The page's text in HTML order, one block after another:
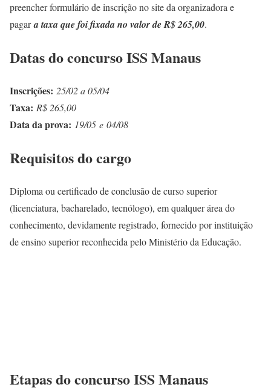
preencher formulário de inscrição no site da organizadora e
pagara taxa que foi fixada no valor de R$ 265,00.
Datas do concurso ISS Manaus
Inscrições: 25/02 a 05/04
Taxa: R$ 265,00
Data da prova: 19/05 e 04/08
Requisitos do cargo
Diploma ou certificado de conclusão de curso superior
(licenciatura, bacharelado, tecnólogo), em qualquer área do
conhecimento, devidamente registrado, fornecido por instituição
de ensino superior reconhecida pelo Ministério da Educação.
Etapas do concurso ISS Manaus